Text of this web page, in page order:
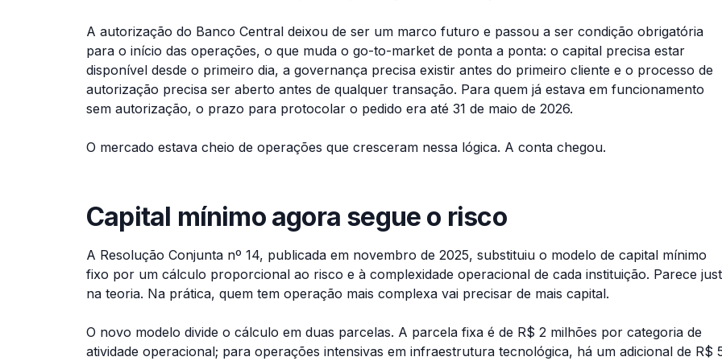
A autorização do Banco Central deixou de ser um marco futuro e passou a ser condição obrigatória
para o início das operações, o que muda o go-to-market de ponta a ponta: o capital precisa estar
disponível desde o primeiro dia, a governança precisa existir antes do primeiro cliente e o processo de
autorização precisa ser aberto antes de qualquer transação. Para quem já estava em funcionamento
sem autorização, o prazo para protocolar o pedido era até 31 de maio de 2026.
O mercado estava cheio de operações que cresceram nessa lógica. A conta chegou.
Capital mínimo agora segue o risco
A Resolução Conjunta nº 14, publicada em novembro de 2025, substituiu o modelo de capital mínimo
fixo por um cálculo proporcional ao risco e à complexidade operacional de cada instituição. Parece
na teoria. Na prática, quem tem operação mais complexa vai precisar de mais capital.
O novo modelo divide o cálculo em duas parcelas. A parcela fixa é de R$ 2 milhões por categoria de
atividade operacional; para operações intensivas em infraestrutura tecnológica, há um adicional de R$